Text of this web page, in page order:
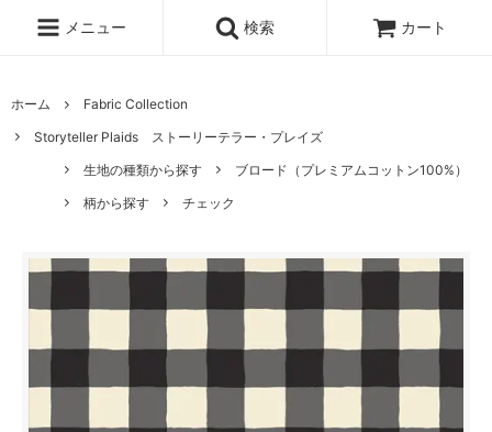
メニュー 検索 カート
ホーム
Fabric Collection
Storyteller Plaids ストーリーテラー・プレイズ
生地の種類から探す
ブロード（プレミアムコットン100%）
柄から探す
チェック